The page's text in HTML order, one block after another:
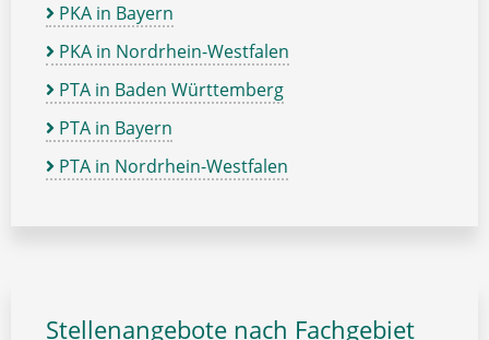
PKA in Bayern
PKA in Nordrhein-Westfalen
PTA in Baden Württemberg
PTA in Bayern
PTA in Nordrhein-Westfalen
Stellenangebote nach Fachgebiet